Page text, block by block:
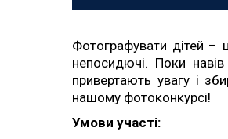
Фотографувати дітей –
непосидючі. Поки
привертають увагу і
нашому фотоконкурсі!
Умови участі: